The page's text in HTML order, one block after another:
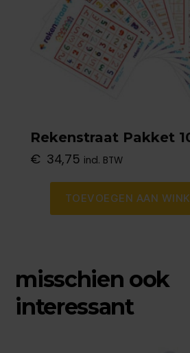
Rekenstraat Pakket
€ 34,75 incl. BTW
TOEVOEGEN AAN
misschien ook
interessant